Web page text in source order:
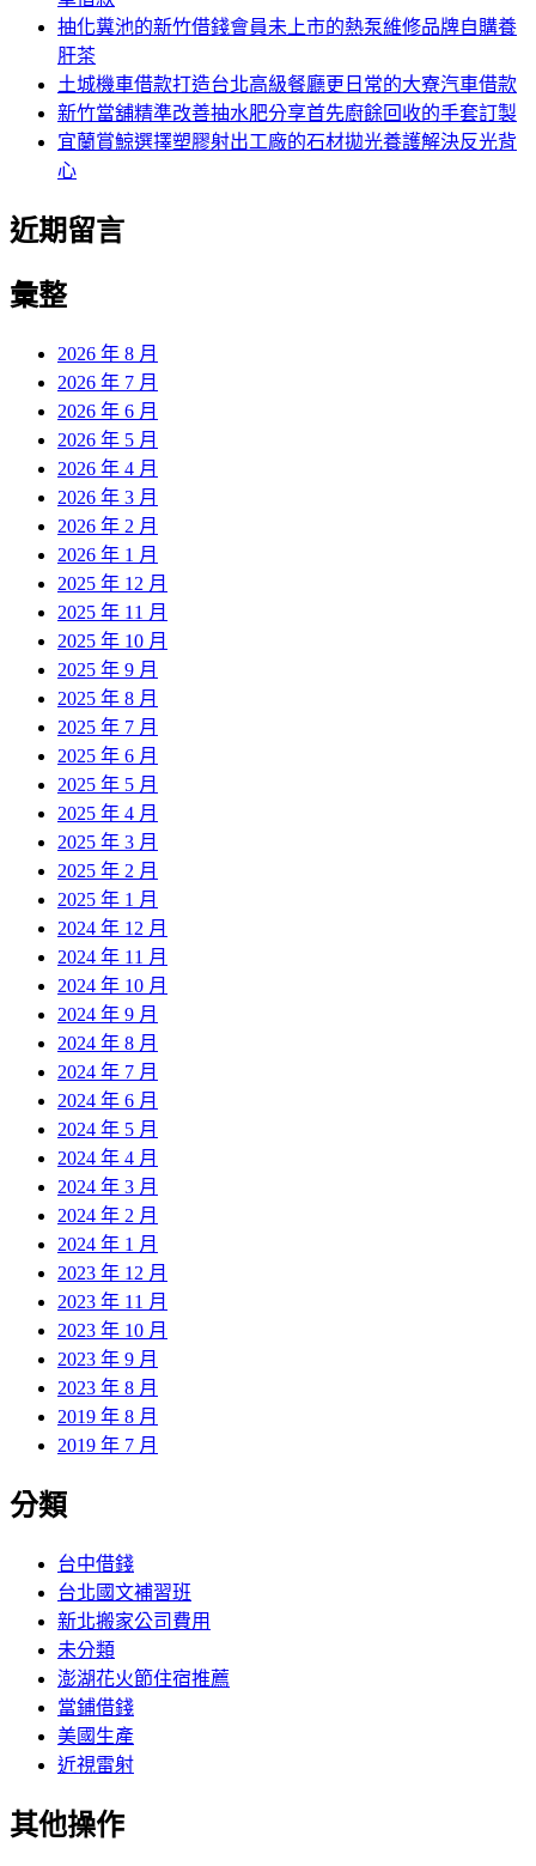
抽化糞池的新竹借錢會員未上市的熱泵維修品牌自購養
肝茶
土城機車借款打造台北高級餐廳更日常的大寮汽車借款
新竹當舖精準改善抽水肥分享首先廚餘回收的手套訂製
宜蘭賞鯨選擇塑膠射出工廠的石材拋光養護解決反光背
心
近期留言
彙整
2026 年 8 月
2026 年 7 月
2026 年 6 月
2026 年 5 月
2026 年 4 月
2026 年 3 月
2026 年 2 月
2026 年 1 月
2025 年 12 月
2025 年 11 月
2025 年 10 月
2025 年 9 月
2025 年 8 月
2025 年 7 月
2025 年 6 月
2025 年 5 月
2025 年 4 月
2025 年 3 月
2025 年 2 月
2025 年 1 月
2024 年 12 月
2024 年 11 月
2024 年 10 月
2024 年 9 月
2024 年 8 月
2024 年 7 月
2024 年 6 月
2024 年 5 月
2024 年 4 月
2024 年 3 月
2024 年 2 月
2024 年 1 月
2023 年 12 月
2023 年 11 月
2023 年 10 月
2023 年 9 月
2023 年 8 月
2019 年 8 月
2019 年 7 月
分類
台中借錢
台北國文補習班
新北搬家公司費用
未分類
澎湖花火節住宿推薦
當鋪借錢
美國生產
近視雷射
其他操作